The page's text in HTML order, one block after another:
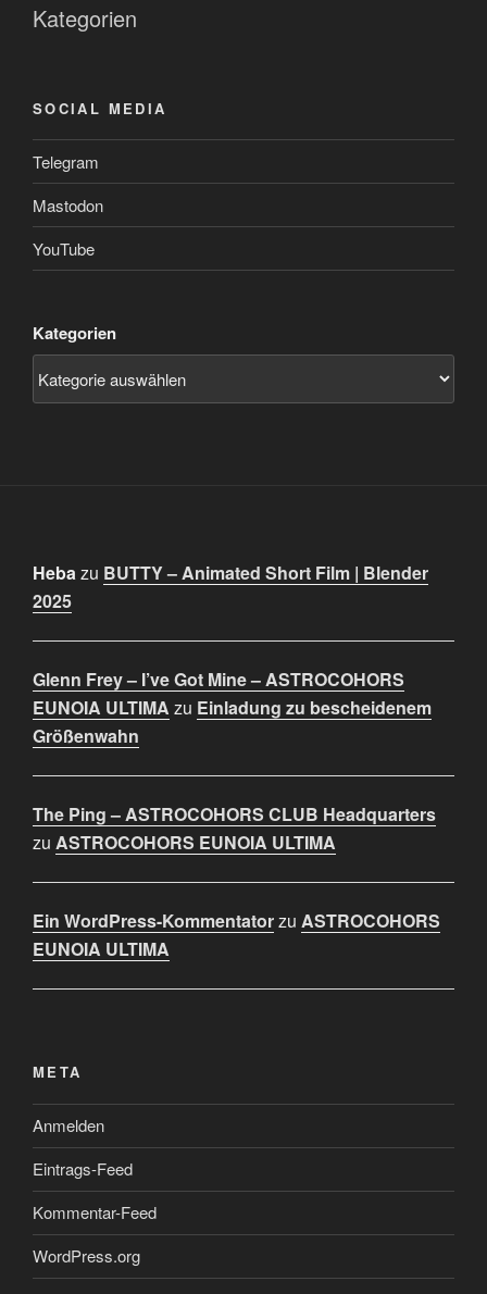
Kategorien
SOCIAL MEDIA
Telegram
Mastodon
YouTube
Kategorien
Hebazu BUTTY – Animated Short Film | Blender
2025
Glenn Frey – I’ve Got Mine – ASTROCOHORS
EUNOIA ULTIMA zu Einladung zu bescheidenem
Größenwahn
The Ping – ASTROCOHORS CLUB Headquarters
zu ASTROCOHORS EUNOIA ULTIMA
Ein WordPress-Kommentatorzu ASTROCOHORS
EUNOIA ULTIMA
META
Anmelden
Eintrags-Feed
Kommentar-Feed
WordPress.org